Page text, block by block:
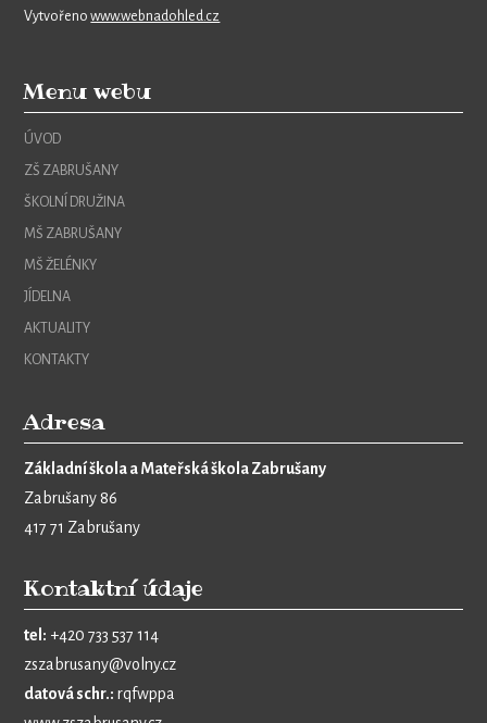
Vytvořenowww.webnadohled.cz
Menu webu
ÚVOD
ZŠ ZABRUŠANY
ŠKOLNÍ DRUŽINA
MŠ ZABRUŠANY
MŠ ŽELÉNKY
JÍDELNA
AKTUALITY
KONTAKTY
Adresa
Základní škola a Mateřská škola Zabrušany
Zabrušany 86
417 71 Zabrušany
Kontaktní údaje
tel: +420 733 537 114
zszabrusany@volny.cz
datová schr.: rqfwppa